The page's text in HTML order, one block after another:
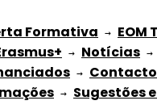
Formativa → EOM
→ Notícias
→
→ Sugestões